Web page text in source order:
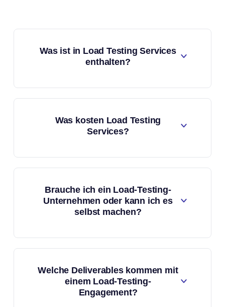
Was ist in Load Testing Services
enthalten?
Was kosten Load Testing
Services?
Brauche ich ein Load-Testing-
Unternehmen oder kann ich es
selbst machen?
Welche Deliverables kommen mit
einem Load-Testing-
Engagement?